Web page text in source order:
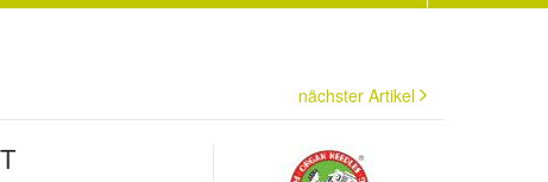
nächster Artikel